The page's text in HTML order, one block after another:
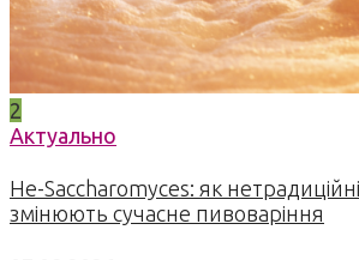
2
Актуально
Не-Saccharomyces: як
змінюють сучасне пивоваріння